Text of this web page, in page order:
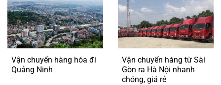
Vận chuyển hàng hóa đi
Quảng Ninh
Vận chuyển hàng từ Sài
Gòn ra Hà Nội nhanh
chóng, giá rẻ